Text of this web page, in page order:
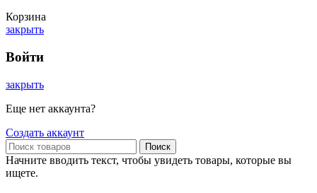
Корзина
закрыть
Войти
закрыть
Еще нет аккаунта?
Создать аккаунт
Поиск
Начните вводить текст, чтобы увидеть товары, которые вы
ищете.